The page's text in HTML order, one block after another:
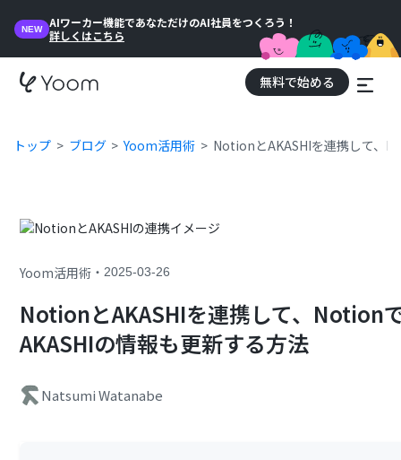
NEW
AIワーカー機能であなただけのAI社員をつくろう！
詳しくはこちら
無料で始める
トップ ブログ Yoom活用術 NotionとAKASHIを連携して、
Yoom活用術 ・2025-03-26
NotionとAKASHIを連携して、Notion
AKASHIの情報も更新する方法
Natsumi Watanabe